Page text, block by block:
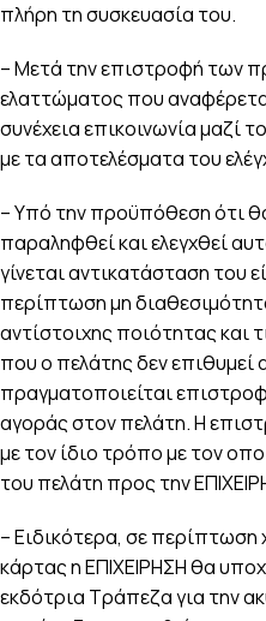
πλήρη τη συσκευασία του.
– Μετά την επιστροφή των
ελαττώματος που
συνέχεια επικοινωνία μαζί
με τα αποτελέσματα του
– Υπό την προϋπόθεση ότι
παραληφθεί και ελεγχθεί
γίνεται αντικατάσταση του
περίπτωση μη
αντίστοιχης ποιότητας και
που ο πελάτης δεν επιθυμεί
πραγματοποιείται
αγοράς στον πελάτη. Η
με τον ίδιο τρόπο με τον
του πελάτη προς την
– Ειδικότερα, σε
κάρτας η ΕΠΙΧΕΙΡΗΣΗ θα
εκδότρια Τράπεζα για την